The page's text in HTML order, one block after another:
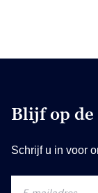
Blijf op de
Schrijf u in voor